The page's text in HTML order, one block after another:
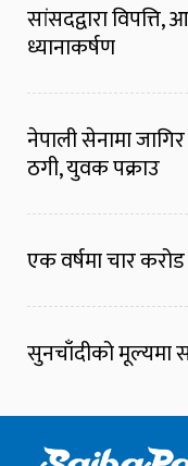
सांसदद्वारा
ध्यानाकर्षण
नेपाली सेनामा
ठगी, युवक पक्राउ
एक वर्षमा चार
सुनचाँदीको मूल्यमा